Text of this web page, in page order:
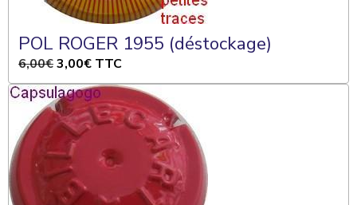
POL ROGER 1955 (déstockage)
6,00€3,00€ TTC